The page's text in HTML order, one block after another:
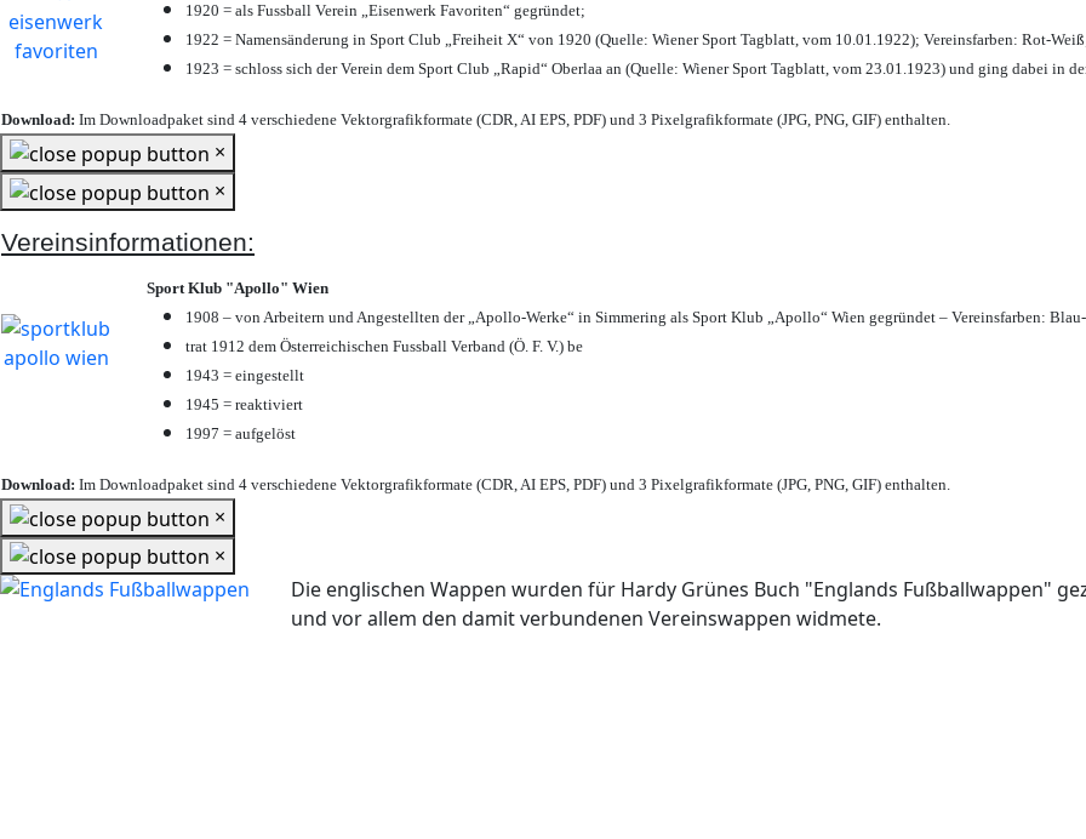
1920 = als Fussball Verein „Eisenwerk Favoriten“ gegründet;
1922 = Namensänderung in Sport Club „Freiheit X“ von 1920 (Quelle: Wiener Sport Tagblatt, vom 10.01.1922); Vereinsfarben: Rot-
1923 = schloss sich der Verein dem Sport Club „Rapid“ Oberlaa an (Quelle: Wiener Sport Tagblatt, vom 23.01.1923) und ging dabei in
Download: Im Downloadpaket sind 4 verschiedene Vektorgrafikformate (CDR, AI EPS, PDF) und 3 Pixelgrafikformate (JPG, PNG, GIF) enthalten.
×
×
Vereinsinformationen:
Sport Klub "Apollo" Wien
1908 – von Arbeitern und Angestellten der „Apollo-Werke“ in Simmering als Sport Klub „Apollo“ Wien gegründet – Vereinsfarben:
trat 1912 dem Österreichischen Fussball Verband (Ö. F. V.) be
1943 = eingestellt
1945 = reaktiviert
1997 = aufgelöst
Download: Im Downloadpaket sind 4 verschiedene Vektorgrafikformate (CDR, AI EPS, PDF) und 3 Pixelgrafikformate (JPG, PNG, GIF) enthalten.
×
×
Die englischen Wappen wurden für Hardy Grünes Buch "Englands Fußballwappen"
und vor allem den damit verbundenen Vereinswappen widmete.